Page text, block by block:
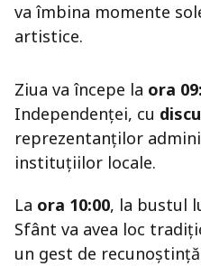
va îmbina momente
artistice.
Ziua va începe la ora
Independenței, cu
reprezentanților
instituțiilor locale.
La ora 10:00, la bustul
Sfânt va avea loc
un gest de